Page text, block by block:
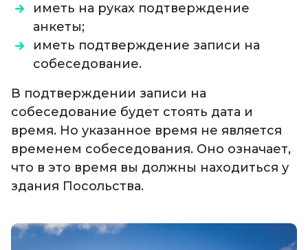
иметь на руках подтверждение
анкеты;
иметь подтверждение записи на
собеседование.
В подтверждении записи на
собеседование будет стоять дата и
время. Но указанное время не является
временем собеседования. Оно означает,
что в это время вы должны находиться у
здания Посольства.